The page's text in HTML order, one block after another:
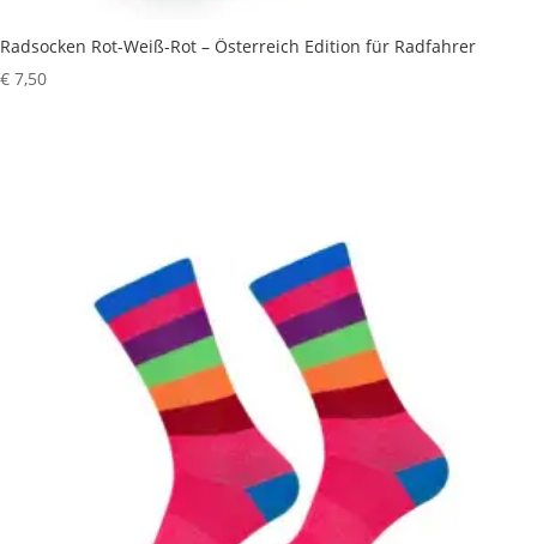
Radsocken Rot-Weiß-Rot – Österreich Edition für Radfahrer
€ 7,50